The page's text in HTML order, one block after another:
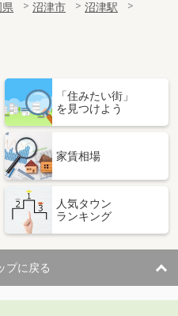
県 沼津市
沼津駅
「住みたい街」
を見つけよう
家賃相場
人気タウン
ランキング
プに戻る